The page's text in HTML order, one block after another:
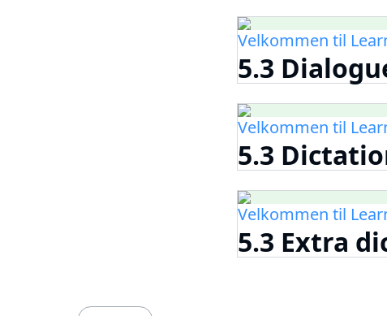
Velkommen til
5.3
Velkommen til
5.3
Velkommen til
5.3 Extra